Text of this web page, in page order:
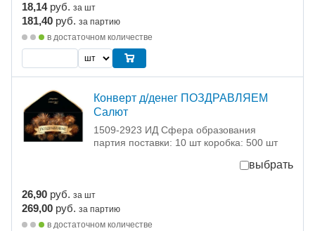
18,14 руб. за шт
181,40 руб. за партию
в достаточном количестве
Конверт д/денег ПОЗДРАВЛЯЕМ
Салют
1509-2923 ИД Сфера образования
партия поставки: 10 шт коробка: 500 шт
выбрать
26,90 руб. за шт
269,00 руб. за партию
в достаточном количестве